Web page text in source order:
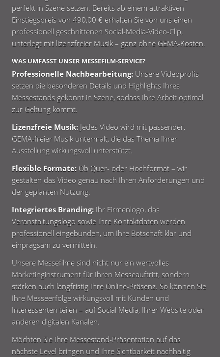
perfekt in Szene setzen. Bereits ab einem attraktiven
Einstiegspreis von 490,00 € erhalten Sie von uns einen
professionell geschnittenen Social-Media-Video-Clip,
unterlegt mit lizenzfreier Musik – ganz ohne GEMA-Kosten.
WAS UMFASST UNSER MESSEFILM-SERVICE?
Professionelle Nachbearbeitung: Unsere Videoprofis
setzen die besonderen Details und Highlights Ihres
Messestands gekonnt in Szene, sodass Ihre Arbeit optimal
zur Geltung kommt.
Lizenzfreie Musik: Jedes Video wird mit passender,
GEMA-freier Musik untermalt, die das Thema Ihrer
Ausstellung wirkungsvoll unterstützt.
Flexible Formate: Ob Quer- oder Hochformat – wir
gestalten das Video genau nach Ihren Anforderungen und
der geplanten Nutzung.
Integriertes Branding: Ihr Firmenlogo, das
Veranstaltungslogo sowie Ihre Kontaktdaten werden
professionell eingebunden, um Ihre Botschaft klar und
einprägsam zu vermitteln.
Unsere Messefilme sind nicht nur ein wertvolles
Marketinginstrument für Ihren Messeauftritt, sondern
stärken auch langfristig Ihre Online-Präsenz. So können Sie
Ihre Messeerfolge wirkungsvoll mit Kunden und
Interessenten teilen – auf Social Media, Ihrer Website oder
anderen digitalen Kanälen.
Möchten Sie Ihre Messestand-Präsentation auf das
nächste Level bringen und Ihre Sichtbarkeit nachhaltig